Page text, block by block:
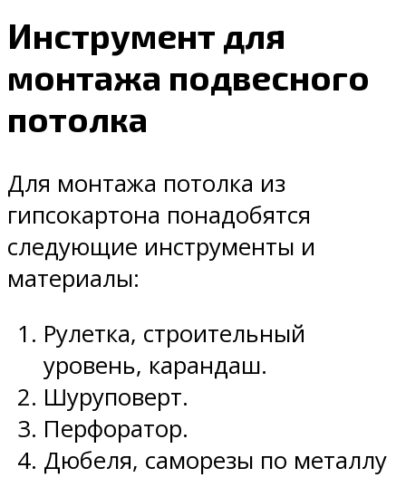
Инструмент для
монтажа подвесного
потолка
Для монтажа потолка из
гипсокартона понадобятся
следующие инструменты и
материалы:
Рулетка, строительный
уровень, карандаш.
Шуруповерт.
Перфоратор.
Дюбеля, саморезы по металлу